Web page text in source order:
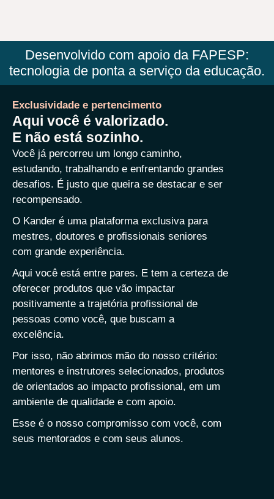
Desenvolvido com apoio da FAPESP:
tecnologia de ponta a serviço da educação.
Exclusividade e pertencimento
Aqui você é valorizado.
E não está sozinho.
Você já percorreu um longo caminho,
estudando, trabalhando e enfrentando grandes
desafios. É justo que queira se destacar e ser
recompensado.
O Kander é uma plataforma exclusiva para
mestres, doutores e profissionais seniores
com grande experiência.
Aqui você está entre pares. E tem a certeza de
oferecer produtos que vão impactar
positivamente a trajetória profissional de
pessoas como você, que buscam a
excelência.
Por isso, não abrimos mão do nosso critério:
mentores e instrutores selecionados, produtos
de orientados ao impacto profissional, em um
ambiente de qualidade e com apoio.
Esse é o nosso compromisso com você, com
seus mentorados e com seus alunos.